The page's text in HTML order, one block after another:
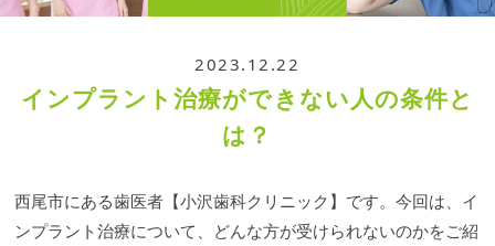
2023.12.22
インプラント治療ができない人の条件と
は？
西尾市にある歯医者【小沢歯科クリニック】です。今回は、イ
ンプラント治療について、どんな方が受けられないのかをご紹